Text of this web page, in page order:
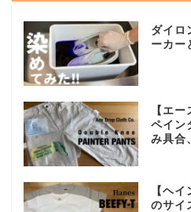
ダイロ
ーカー
【エ
ペイン
み具合
【ヘ
のサイ